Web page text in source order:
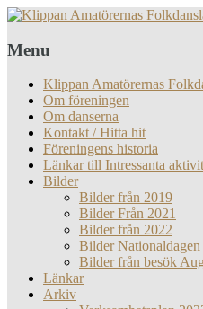
Menu
Klippan Amatörernas
Om föreningen
Om danserna
Kontakt / Hitta hit
Föreningens historia
Länkar till Intressanta
Bilder
Bilder från 2019
Bilder Från 2021
Bilder från 2022
Bilder
Bilder från besök
Länkar
Arkiv